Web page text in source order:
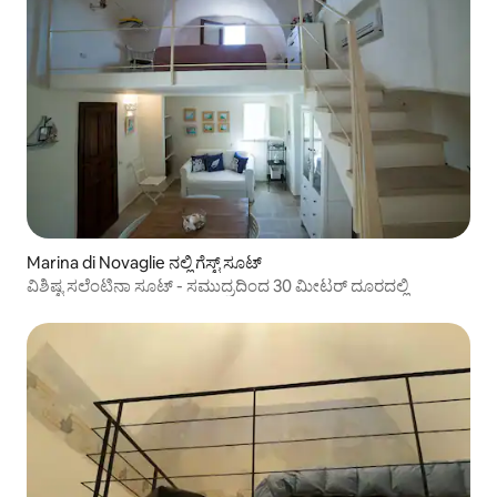
Marina di Novaglie ನಲ್ಲಿ ಗೆಸ್ಟ್ ಸೂಟ್
ವಿಶಿಷ್ಟ ಸಲೆಂಟಿನಾ ಸೂಟ್ - ಸಮುದ್ರದಿಂದ 30 ಮೀಟರ್ ದೂರದಲ್ಲಿ